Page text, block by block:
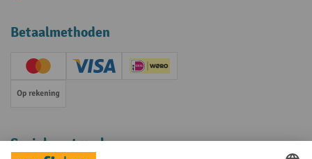
Betaalmethoden
Creditcard (Master)Creditcard (Visa)iDEAL | Wero
Op rekening
Sociale netwerken